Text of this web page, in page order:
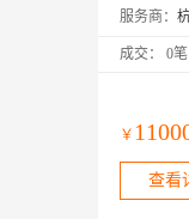
提升企业
服务商：
成交： 0笔
￥
查看